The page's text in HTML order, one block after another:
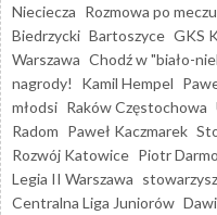
Nieciecza Rozmowa po meczu
Biedrzycki Bartoszyce GKS
Warszawa Chodź w "biało-
nagrody!
Kamil Hempel
młodsi Raków Częstochowa
Radom Paweł Kaczmarek
Rozwój Katowice Piotr
Legia II Warszawa
Centralna Liga Juniorów